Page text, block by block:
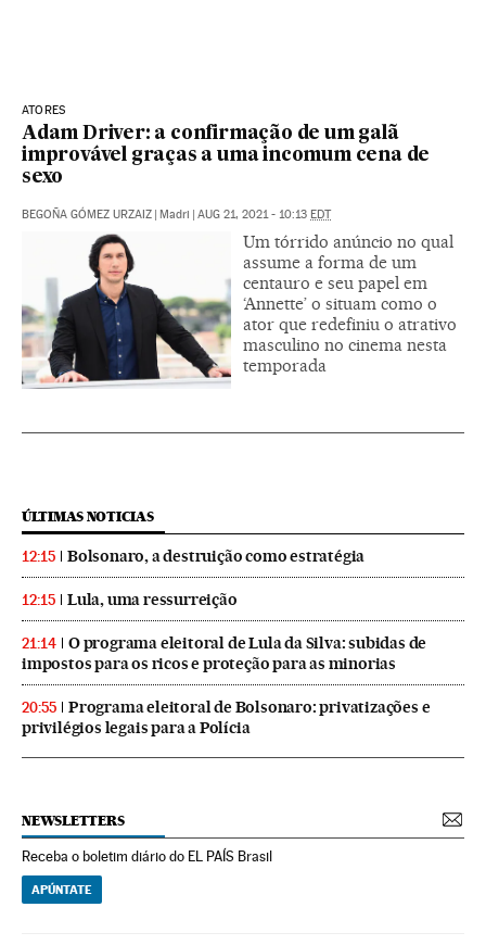
ATORES
Adam Driver: a confirmação de um galã
improvável graças a uma incomum cena de
sexo
BEGOÑA GÓMEZ URZAIZ | Madri | AUG 21, 2021 - 10:13 EDT
Um tórrido anúncio no qual
assume a forma de um
centauro e seu papel em
‘Annette’ o situam como o
ator que redefiniu o atrativo
masculino no cinema nesta
temporada
ÚLTIMAS NOTICIAS
12:15 Bolsonaro, a destruição como estratégia
12:15 Lula, uma ressurreição
21:14
O programa eleitoral de Lula da Silva: subidas de
impostos para os ricos e proteção para as minorias
20:55
Programa eleitoral de Bolsonaro: privatizações e
privilégios legais para a Polícia
NEWSLETTERS
Receba o boletim diário do EL PAÍS Brasil
APÚNTATE